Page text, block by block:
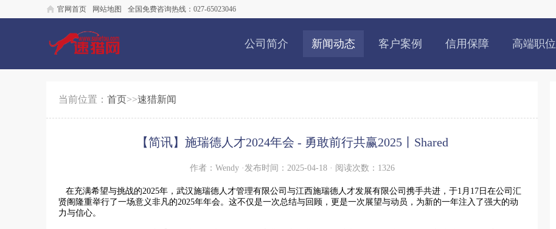
官网首页 网站地图 全国免费咨询热线：027-65023046
公司简介 新闻动态 客户案例 信用保障 高端职位
当前位置： 首页>>速猎新闻
【简讯】施瑞德人才2024年会 - 勇敢前行共赢2025丨Shared
作者：Wendy ·发布时间：2025-04-18 · 阅读次数：1326
在充满希望与挑战的2025年，武汉施瑞德人才管理有限公司与江西施瑞德人才发展有限公司携手共进，于1月17日在公司汇
贤阁隆重举行了一场意义非凡的2025年年会。这不仅是一次总结与回顾，更是一次展望与动员，为新的一年注入了强大的动
力与信心。